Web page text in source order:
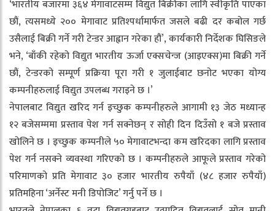
‘भारतीय बजारमा ३६४ मेगावाटसम्म विद्युत बिक्रीका लागि स्वीकृति पाएका
छौं, त्यसमध्ये २०० मेगावाट प्रतिश्पर्धामार्फत जसले बढी दर कबोल गर्छ
उसैलाई बिक्री गर्ने गरी टेन्डर आह्वान गरेका हौं’, कार्यकारी निर्देशक घिसिङले
भने, ‘बाँकी रहेको विद्युत भारतीय ऊर्जा एक्सचेन्ज (आइएक्स)मा बिक्री गर्ने
छौं, टेन्डरको सम्पूर्ण प्रक्रिया पूरा गरी १ जुलाईबाट छनोट भएका योग्य
कम्पनीहरुलाई विद्युत उपलब्ध गराइने छ ।’
नेपालबाट विद्युत खरिद गर्न इच्छुक कम्पनीहरुले आगामी १३ जेठ मध्यान्ह
१२ बजेसम्ममा प्रस्ताव पेश गर्न सक्नेछन् र सोही दिन दिउँसो १ बजे प्रस्ताव
खोलिने छ । इच्छुक कम्पनीले ५० मेगावाटभन्दा कम खरिदका लागि प्रस्ताव
पेश गर्न नसक्ने व्यवस्था गरिएको छ । कम्पनीहरुले आफूले प्रस्ताव गरेको
परिमाणको प्रति मेगावाट ३० हजार भारतीय रुपैयाँ (४८ हजार रुपैयाँ)
प्रतिमहिना ‘अर्नेस्ट मनी डिपोजिट’ गर्नु पर्ने छ ।